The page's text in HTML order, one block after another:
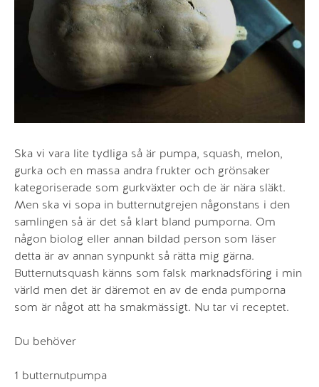
Ska vi vara lite tydliga så är pumpa, squash, melon,
gurka och en massa andra frukter och grönsaker
kategoriserade som gurkväxter och de är nära släkt.
Men ska vi sopa in butternutgrejen någonstans i den
samlingen så är det så klart bland pumporna. Om
någon biolog eller annan bildad person som läser
detta är av annan synpunkt så rätta mig gärna.
Butternutsquash känns som falsk marknadsföring i min
värld men det är däremot en av de enda pumporna
som är något att ha smakmässigt. Nu tar vi receptet.
Du behöver
1 butternutpumpa